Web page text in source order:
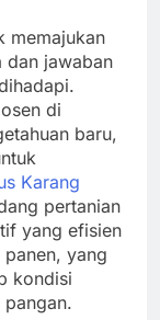
memajukan
dan jawaban
di
baru,
Karang
pertanian
yang efisien
yang
kondisi